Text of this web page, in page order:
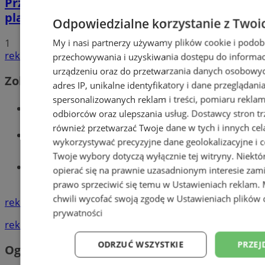
planowane inwestycje na 2025 rok
1
reklama
Zobacz również
Wiadomości kryminalne w Wodzisławiu
Wiadomości lokalne
Tworzenie stron www - Wodzisław
Śląski
reklama
reklama
Ogłoszenia
Odpowiedzialne korzystanie z
My i nasi partnerzy używamy plików cookie i
przechowywania i uzyskiwania dostępu do
urządzeniu oraz do przetwarzania danych
adres IP, unikalne identyfikatory i dane
spersonalizowanych reklam i treści, pomiaru
odbiorców oraz ulepszania usług. Dostawcy stron
również przetwarzać Twoje dane w tych i innych
wykorzystywać precyzyjne dane geolokalizacyjne i
Twoje wybory dotyczą wyłącznie tej witryny.
opierać się na prawnie uzasadnionym interesie
prawo sprzeciwić się temu w Ustawieniach reklam.
chwili wycofać swoją zgodę w Ustawieniach plików
prywatności
ODRZUĆ WSZYSTKIE